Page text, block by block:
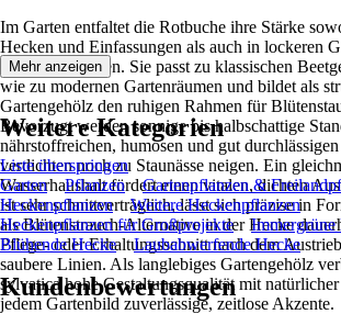
Im Garten entfaltet die Rotbuche ihre Stärke
Hecken und Einfassungen als auch in lockeren
und im Vorgarten. Sie passt zu klassischen
wie zu modernen Gartenräumen und bildet als
Gartengehölz den ruhigen Rahmen für
Bevorzugt werden sonnige bis halbschattige
nährstoffreichen, humosen und gut
verdichten noch zu Staunässe neigen. Ein
Wasserhaushalt fördert einen vitalen, dichten
ist sehr schnittverträglich, lässt sich präzise in
als Blütenstrauch-Alternative in der Hecke
Pflege- oder Erhaltungsschnitt nach dem
saubere Linien. Als langlebiges Gartengehölz
sylvatica hohe Gestaltungsqualität mit
jedem Gartenbild zuverlässige, zeitlose Akzente.
Mehr anzeigen
Weitere Kategorien
Liste überspringen
Garten
Pflanzen
Gartenpflanzen &
Heckenpflanzen
Weitere Heckenpflanzen
Heckenpflanzen für Großprojekte
Immergrüne
Blühende Hecke
Laubabwerfende Hecke
Kundenbewertungen